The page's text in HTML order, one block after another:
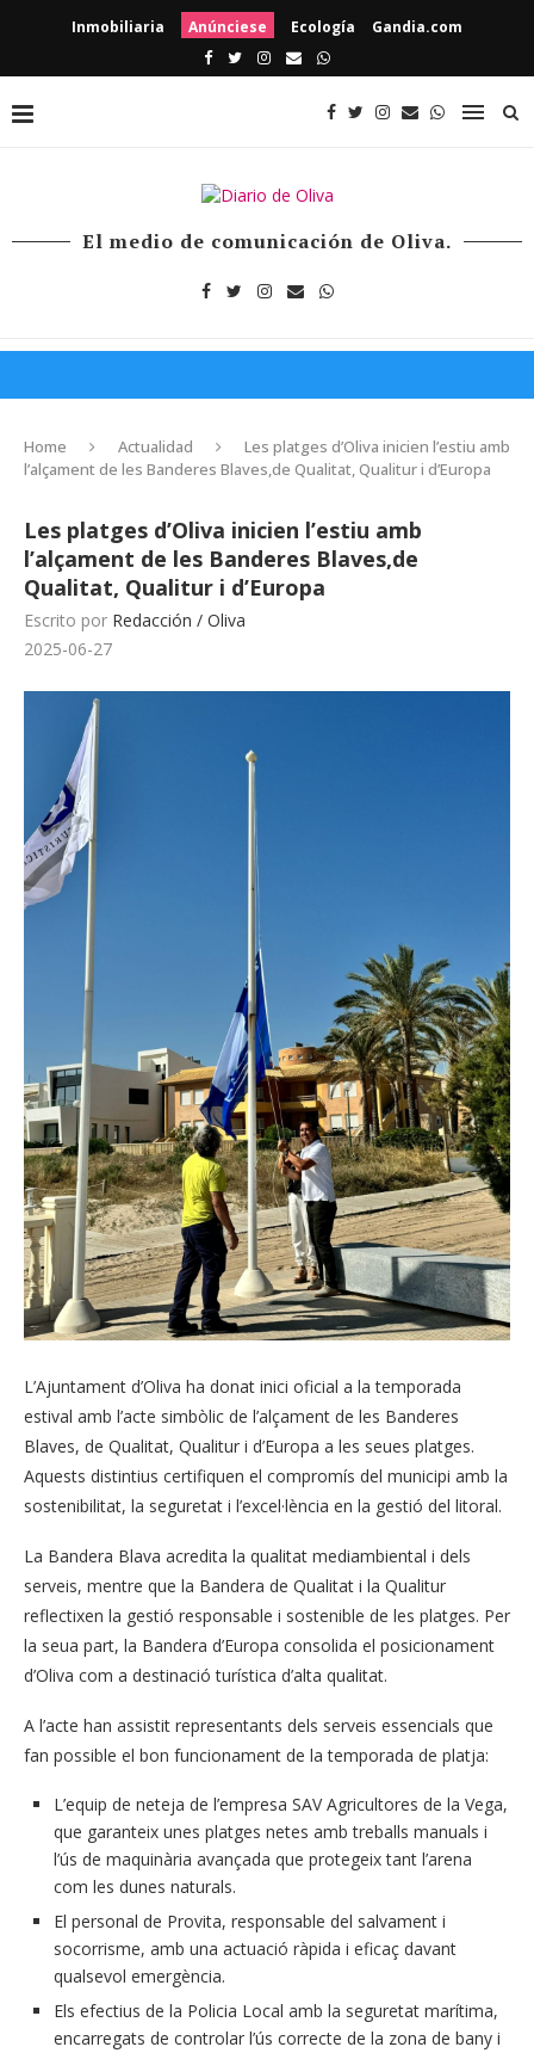
Inmobiliaria Anúnciese Ecología Gandia.com
El medio de comunicación de Oliva.
Home Actualidad
Les platges d’Oliva inicien l’estiu amb
l’alçament de les Banderes Blaves,de Qualitat, Qualitur i d’Europa
Les platges d’Oliva inicien l’estiu amb
l’alçament de les Banderes Blaves,de
Qualitat, Qualitur i d’Europa
Escrito por Redacción / Oliva
2025-06-27
L’Ajuntament d’Oliva ha donat inici oficial a la temporada
estival amb l’acte simbòlic de l’alçament de les Banderes
Blaves, de Qualitat, Qualitur i d’Europa a les seues platges.
Aquests distintius certifiquen el compromís del municipi amb la
sostenibilitat, la seguretat i l’excel·lència en la gestió del litoral.
La Bandera Blava acredita la qualitat mediambiental i dels
serveis, mentre que la Bandera de Qualitat i la Qualitur
reflectixen la gestió responsable i sostenible de les platges. Per
la seua part, la Bandera d’Europa consolida el posicionament
d’Oliva com a destinació turística d’alta qualitat.
A l’acte han assistit representants dels serveis essencials que
fan possible el bon funcionament de la temporada de platja:
L’equip de neteja de l’empresa SAV Agricultores de la Vega,
que garanteix unes platges netes amb treballs manuals i
l’ús de maquinària avançada que protegeix tant l’arena
com les dunes naturals.
El personal de Provita, responsable del salvament i
socorrisme, amb una actuació ràpida i eficaç davant
qualsevol emergència.
Els efectius de la Policia Local amb la seguretat marítima,
encarregats de controlar l’ús correcte de la zona de bany i